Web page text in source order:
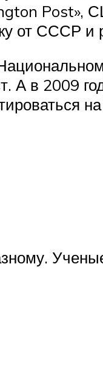
Post»,
от СССР и
А в 2009